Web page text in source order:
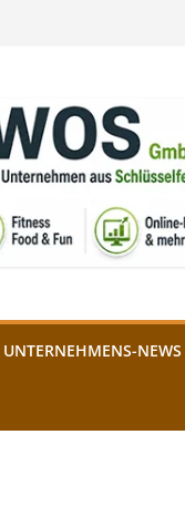
UNTERNEHMENS-NEWS